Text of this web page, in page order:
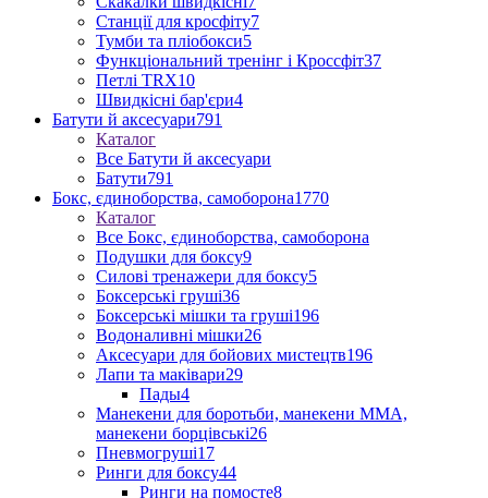
Станції для кросфіту7
Тумби та пліобокси5
Функціональний тренінг і Кроссфіт37
Петлі TRX10
Швидкісні бар'єри4
Батути й аксесуари791
Каталог
Все Батути й аксесуари
Батути791
Бокс, єдиноборства, самоборона1770
Каталог
Все Бокс, єдиноборства, самоборона
Подушки для боксу9
Силові тренажери для боксу5
Боксерські груші36
Боксерські мішки та груші196
Водоналивні мішки26
Аксесуари для бойових мистецтв196
Лапи та маківари29
Пады4
Манекени для боротьби, манекени ММА,
манекени борцівські26
Пневмогруші17
Ринги для боксу44
Ринги на помосте8